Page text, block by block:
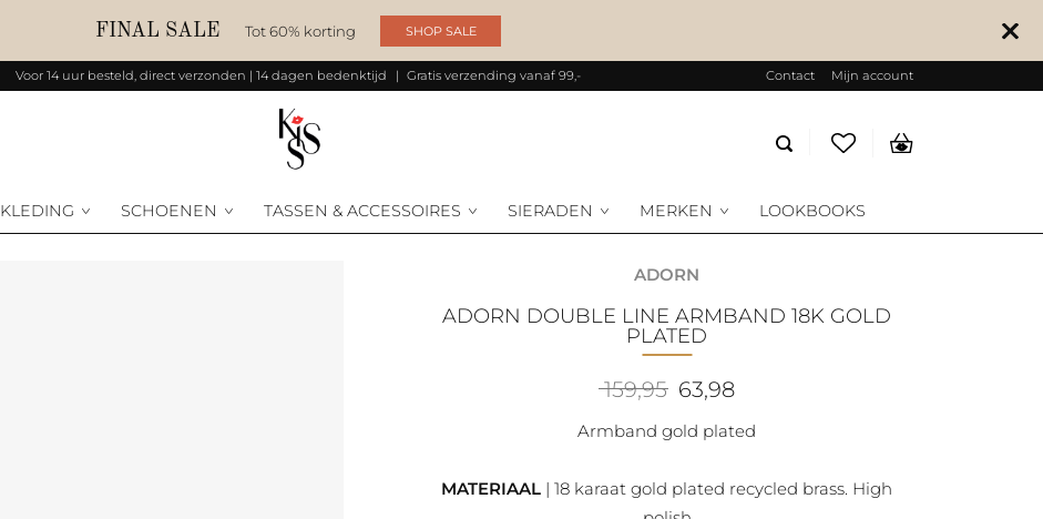
FINAL SALE Tot 60% korting SHOP SALE
Voor 14 uur besteld, direct verzonden | 14 dagen bedenktijd Gratis verzending vanaf 99,- Contact Mijn account
Producten
zoeken
KLEDING SCHOENEN TASSEN & ACCESSOIRES SIERADEN MERKEN LOOKBOOKS
ADORN
ADORN DOUBLE LINE ARMBAND 18K GOLD
PLATED
159,95 Oorspronkelijke
prijs
was:
63,98Huidige
is:
Armband gold plated
MATERIAAL | 18 karaat gold plated recycled brass. High